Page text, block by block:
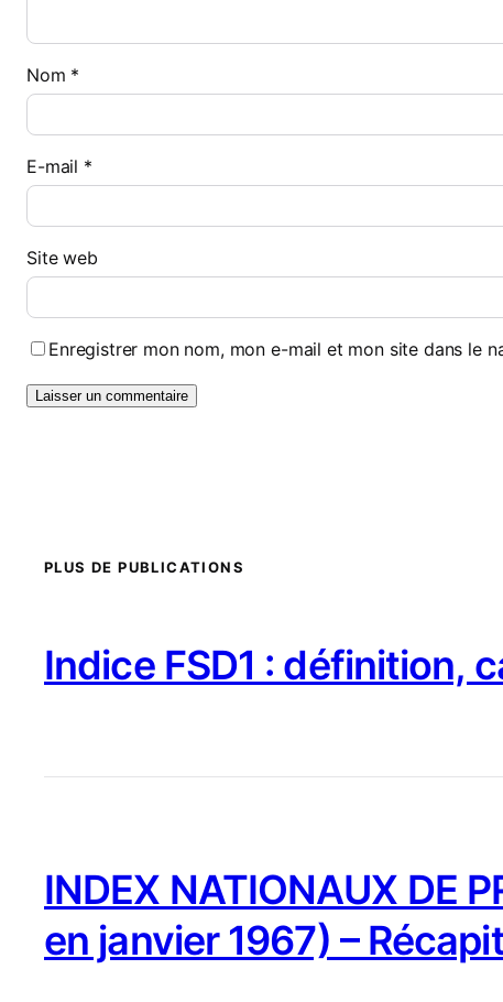
Nom *
E-mail *
Site web
Enregistrer mon nom, mon e-mail et mon site dans le
PLUS DE PUBLICATIONS
Indice FSD1 : définition,
INDEX NATIONAUX DE
en janvier 1967) –